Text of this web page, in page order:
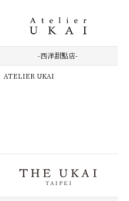
-西洋甜點店-
ATELIER UKAI